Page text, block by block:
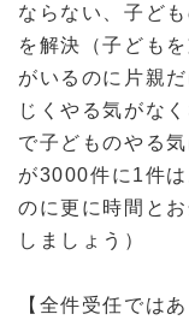
ならない、子ど
を解決（子ども
がいるのに片親
じくやる気がな
で子どものやる
が3000件に1件
のに更に時間と
しましょう）
【全件受任では